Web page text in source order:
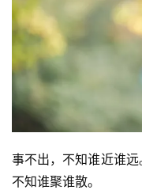
事不出，不知谁近谁远
不知谁聚谁散。